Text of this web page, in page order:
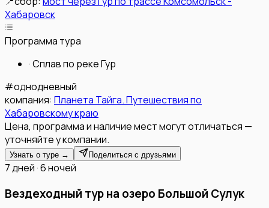
Хабаровск
Программа тура
·Сплав по реке Гур
#однодневный
компания: Планета Тайга. Путешествия по
Хабаровскому краю
Цена, программа и наличие мест могут отличаться —
уточняйте у компании.
Узнать о туре → Поделиться с друзьями
7 дней · 6 ночей
Вездеходный тур на озеро Большой Сулук